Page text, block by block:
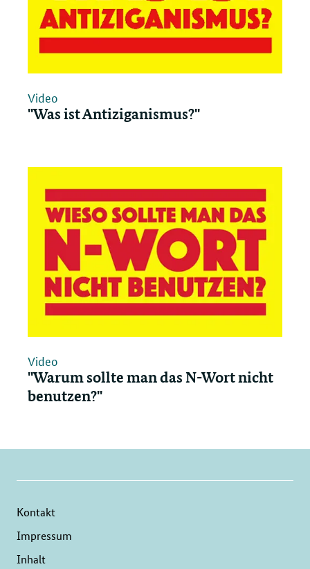
Video
"Was ist Antiziganismus?"
Video
"Warum sollte man das N-Wort nicht
benutzen?"
Kontakt
Impressum
Inhalt